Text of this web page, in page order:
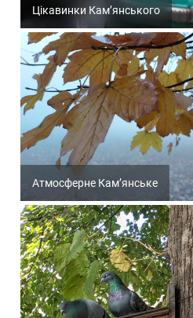
Цікавинки Кам’янського
Атмосферне Кам’янське